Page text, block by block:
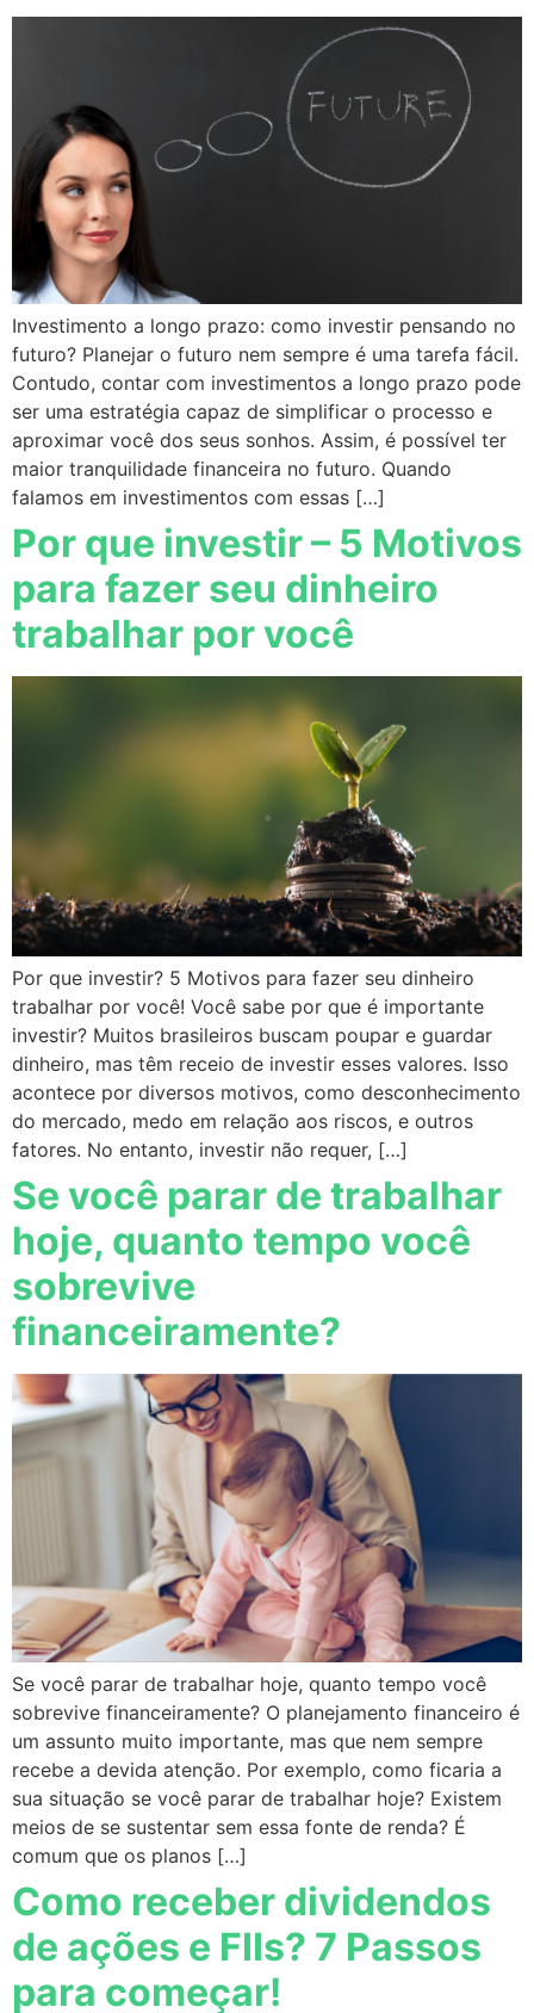
Investimento a longo prazo: como investir pensando no
futuro? Planejar o futuro nem sempre é uma tarefa fácil.
Contudo, contar com investimentos a longo prazo pode
ser uma estratégia capaz de simplificar o processo e
aproximar você dos seus sonhos. Assim, é possível ter
maior tranquilidade financeira no futuro. Quando
falamos em investimentos com essas […]
Por que investir – 5 Motivos
para fazer seu dinheiro
trabalhar por você
Por que investir? 5 Motivos para fazer seu dinheiro
trabalhar por você! Você sabe por que é importante
investir? Muitos brasileiros buscam poupar e guardar
dinheiro, mas têm receio de investir esses valores. Isso
acontece por diversos motivos, como desconhecimento
do mercado, medo em relação aos riscos, e outros
fatores. No entanto, investir não requer, […]
Se você parar de trabalhar
hoje, quanto tempo você
sobrevive
financeiramente?
Se você parar de trabalhar hoje, quanto tempo você
sobrevive financeiramente? O planejamento financeiro é
um assunto muito importante, mas que nem sempre
recebe a devida atenção. Por exemplo, como ficaria a
sua situação se você parar de trabalhar hoje? Existem
meios de se sustentar sem essa fonte de renda? É
comum que os planos […]
Como receber dividendos
de ações e FIIs? 7 Passos
para começar!